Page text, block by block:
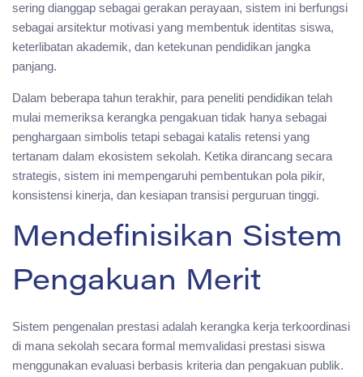
sering dianggap sebagai gerakan perayaan, sistem ini berfungsi
sebagai arsitektur motivasi yang membentuk identitas siswa,
keterlibatan akademik, dan ketekunan pendidikan jangka
panjang.
Dalam beberapa tahun terakhir, para peneliti pendidikan telah
mulai memeriksa kerangka pengakuan tidak hanya sebagai
penghargaan simbolis tetapi sebagai katalis retensi yang
tertanam dalam ekosistem sekolah. Ketika dirancang secara
strategis, sistem ini mempengaruhi pembentukan pola pikir,
konsistensi kinerja, dan kesiapan transisi perguruan tinggi.
Mendefinisikan Sistem
Pengakuan Merit
Sistem pengenalan prestasi adalah kerangka kerja terkoordinasi
di mana sekolah secara formal memvalidasi prestasi siswa
menggunakan evaluasi berbasis kriteria dan pengakuan publik.